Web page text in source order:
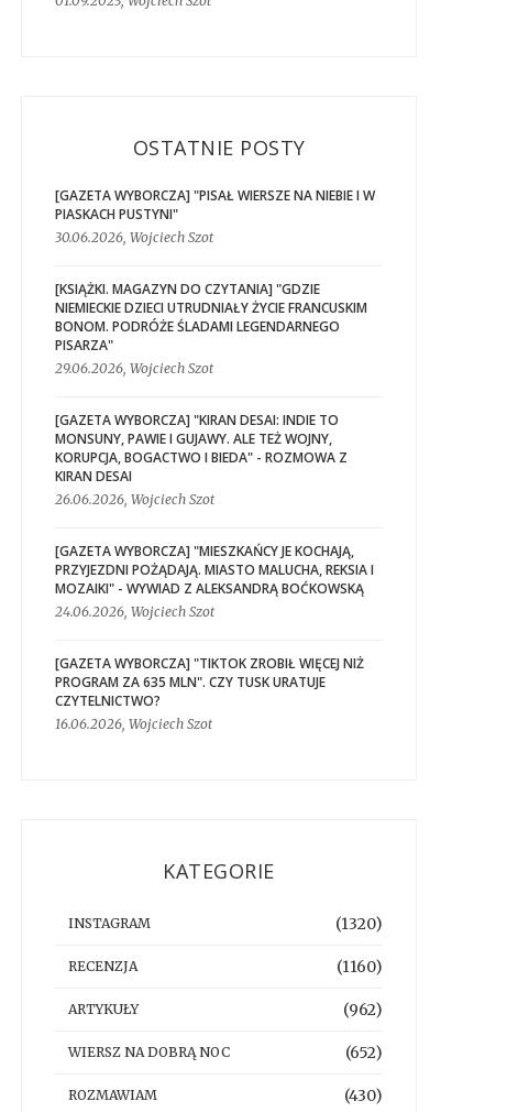
OSTATNIE POSTY
[GAZETA WYBORCZA] "PISAŁ WIERSZE NA NIEBIE I W
PIASKACH PUSTYNI"
30.06.2026, Wojciech Szot
[KSIĄŻKI. MAGAZYN DO CZYTANIA] "GDZIE
NIEMIECKIE DZIECI UTRUDNIAŁY ŻYCIE FRANCUSKIM
BONOM. PODRÓŻE ŚLADAMI LEGENDARNEGO
PISARZA"
29.06.2026, Wojciech Szot
[GAZETA WYBORCZA] "KIRAN DESAI: INDIE TO
MONSUNY, PAWIE I GUJAWY. ALE TEŻ WOJNY,
KORUPCJA, BOGACTWO I BIEDA" - ROZMOWA Z
KIRAN DESAI
26.06.2026, Wojciech Szot
[GAZETA WYBORCZA] "MIESZKAŃCY JE KOCHAJĄ,
PRZYJEZDNI POŻĄDAJĄ. MIASTO MALUCHA, REKSIA I
MOZAIKI" - WYWIAD Z ALEKSANDRĄ BOĆKOWSKĄ
24.06.2026, Wojciech Szot
[GAZETA WYBORCZA] "TIKTOK ZROBIŁ WIĘCEJ NIŻ
PROGRAM ZA 635 MLN". CZY TUSK URATUJE
CZYTELNICTWO?
16.06.2026, Wojciech Szot
KATEGORIE
INSTAGRAM (1320)
RECENZJA (1160)
ARTYKUŁY (962)
WIERSZ NA DOBRĄ NOC (652)
ROZMAWIAM (430)